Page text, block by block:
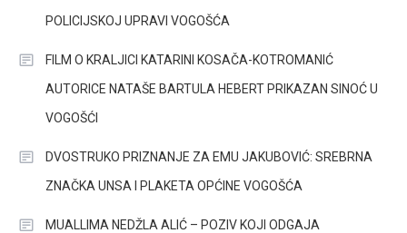
POLICIJSKOJ UPRAVI VOGOŠĆA
FILM O KRALJICI KATARINI KOSAČA-KOTROMANIĆ
AUTORICE NATAŠE BARTULA HEBERT PRIKAZAN SINOĆ U
VOGOŠĆI
DVOSTRUKO PRIZNANJE ZA EMU JAKUBOVIĆ: SREBRNA
ZNAČKA UNSA I PLAKETA OPĆINE VOGOŠĆA
MUALLIMA NEDŽLA ALIĆ – POZIV KOJI ODGAJA